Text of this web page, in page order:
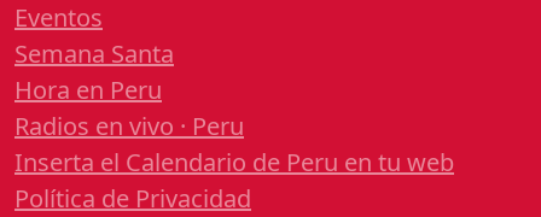
Eventos
Semana Santa
Hora en Peru
Radios en vivo · Peru
Inserta el Calendario de Peru en tu web
Política de Privacidad